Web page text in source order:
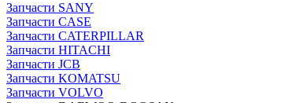
Запчасти SANY
Запчасти CASE
Запчасти CATERPILLAR
Запчасти HITACHI
Запчасти JCB
Запчасти KOMATSU
Запчасти VOLVO